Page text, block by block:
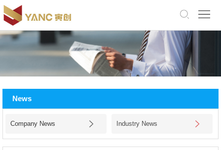
中
文
版
Us
Products
News
Company News Industry News